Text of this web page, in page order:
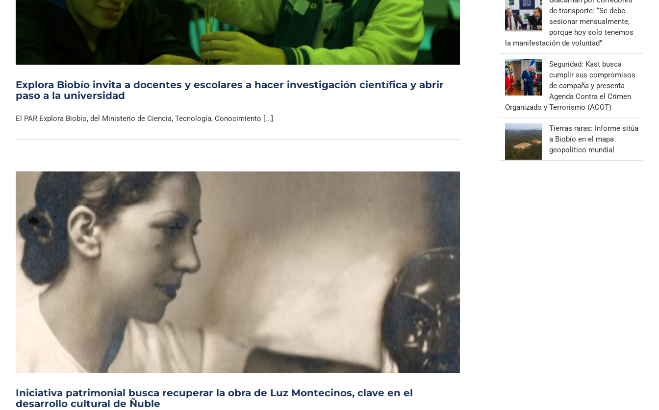
Archivo Sonoro
Explora Biobío invita a docentes y escolares a hacer investigación científica y abrir
paso a la universidad
El PAR Explora Biobío, del Ministerio de Ciencia, Tecnología, Conocimiento [...]
Iniciativa patrimonial busca recuperar la obra de Luz Montecinos, clave en el
desarrollo cultural de Ñuble
de transporte: “Se debe
sesionar mensualmente,
porque hoy solo tenemos
la manifestación de voluntad”
Seguridad: Kast busca
cumplir sus compromisos
de campaña y presenta
Agenda Contra el Crimen
Organizado y Terrorismo (ACOT)
Tierras raras: Informe sitúa
a Biobío en el mapa
geopolítico mundial